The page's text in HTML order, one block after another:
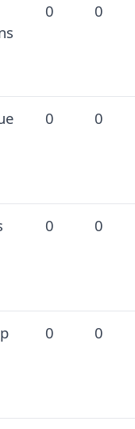
0 0
0 0
0 0
0 0